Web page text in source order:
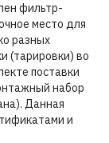
фильтр-
место для
разных
(тарировки) во
поставки
набор
Данная
и